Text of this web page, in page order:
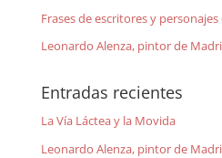
Frases de escritores y
Leonardo Alenza, pintor de
Entradas recientes
La Vía Láctea y la Movida
Leonardo Alenza, pintor de